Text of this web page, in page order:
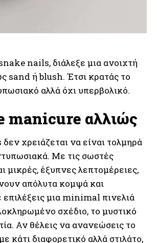
nails, διάλεξε μια ανοιχτή
sand ή blush. Έτσι κρατάς το
αλλά όχι υπερβολικό.
manicure αλλιώς
χρειάζεται να είναι τολμηρά
Με τις σωστές
μικρές, έξυπνες λεπτομέρειες,
απόλυτα κομψά και
επιλέξεις μια minimal πινελιά
σχέδιο, το μυστικό
Αν θέλεις να ανανεώσεις το
κάτι διαφορετικό αλλά στιλάτο,